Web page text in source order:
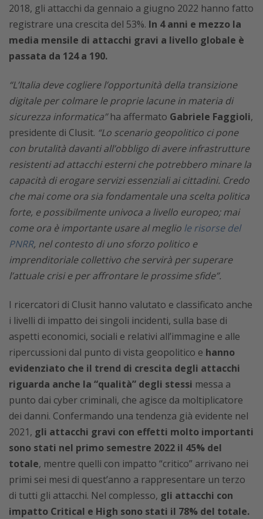
2018, gli attacchi da gennaio a giugno 2022 hanno fatto
registrare una crescita del 53%. In 4 anni e mezzo la
media mensile di attacchi gravi a livello globale è
passata da 124 a 190.
“L’Italia deve cogliere l’opportunità della transizione
digitale per colmare le proprie lacune in materia di
sicurezza informatica”ha affermato Gabriele Faggioli,
presidente di Clusit. “Lo scenario geopolitico ci pone
con brutalità davanti all’obbligo di avere infrastrutture
resistenti ad attacchi esterni che potrebbero minare la
capacità di erogare servizi essenziali ai cittadini. Credo
che mai come ora sia fondamentale una scelta politica
forte, e possibilmente univoca a livello europeo; mai
come ora è importante usare al meglio le risorse del
PNRR, nel contesto di uno sforzo politico e
imprenditoriale collettivo che servirà per superare
l’attuale crisi e per affrontare le prossime sfide”.
I ricercatori di Clusit hanno valutato e classificato anche
i livelli di impatto dei singoli incidenti, sulla base di
aspetti economici, sociali e relativi all’immagine e alle
ripercussioni dal punto di vista geopolitico e hanno
evidenziato che il trend di crescita degli attacchi
riguarda anche la “qualità” degli stessi messa a
punto dai cyber criminali, che agisce da moltiplicatore
dei danni. Confermando una tendenza già evidente nel
2021, gli attacchi gravi con effetti molto importanti
sono stati nel primo semestre 2022 il 45% del
totale, mentre quelli con impatto “critico” arrivano nei
primi sei mesi di quest’anno a rappresentare un terzo
di tutti gli attacchi. Nel complesso, gli attacchi con
impatto Critical e High sono stati il 78% del totale.